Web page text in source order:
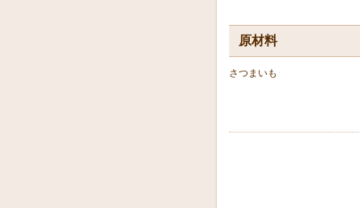
原材料
さつまいも